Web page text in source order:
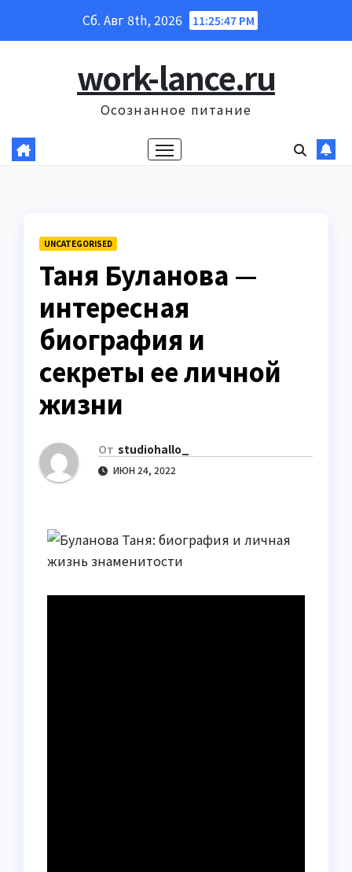
Сб. Авг 8th, 2026 11:25:48 PM
work-lance.ru
Осознанное питание
UNCATEGORISED
Таня Буланова —
интересная
биография и
секреты ее личной
жизни
От studiohallo_
ИЮН 24, 2022